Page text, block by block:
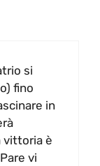
si
fino
in
vittoria è
vi